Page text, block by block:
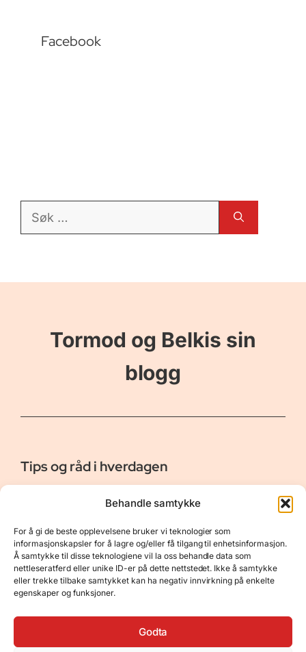
Behandle samtykke
For å gi de beste opplevelsene bruker vi teknologier som
informasjonskapsler for å lagre og/eller få tilgang til enhetsinformasjon.
Å samtykke til disse teknologiene vil la oss behandle data som
nettleseratferd eller unike ID-er på dette nettstedet. Ikke å samtykke
eller trekke tilbake samtykket kan ha negativ innvirkning på enkelte
egenskaper og funksjoner.
Godta
Facebook
Søk
Tormod og Belkis sin
blogg
Tips og råd i hverdagen
Er vår bloggside hvor vi ønsker å dele våre opplevelser og
gi deg råd og tips innen reiser, hotell - og restauranter,
naturopplevelser, personlig pleie, data, film og bøker m.m.
Nyttige Linker
Om oss
Kontakt
Resurser
Personvernerklæring
Opphavsrett